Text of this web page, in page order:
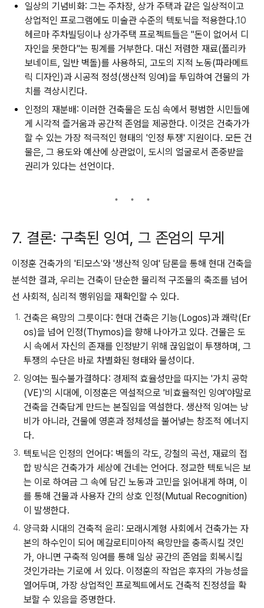
일상의 기념비화: 그는 주차장, 상가 주택과 같은 일상적이고
상업적인 프로그램에도 미술관 수준의 텍토닉을 적용한다.10
헤르마 주차빌딩이나 상가주택 프로젝트들은 "돈이 없어서 디
자인을 못한다"는 핑계를 거부한다. 대신 저렴한 재료(폴리카
보네이트, 일반 벽돌)를 사용하되, 고도의 지적 노동(파라메트
릭 디자인)과 시공적 정성(생산적 잉여)을 투입하여 건물의 가
치를 격상시킨다.
인정의 재분배: 이러한 건축물은 도심 속에서 평범한 시민들에
게 시각적 즐거움과 공간적 존엄을 제공한다. 이것은 건축가가
할 수 있는 가장 적극적인 형태의 '인정 투쟁' 지원이다. 모든 건
물은, 그 용도와 예산에 상관없이, 도시의 얼굴로서 존중받을
권리가 있다는 선언이다.
7. 결론: 구축된 잉여, 그 존엄의 무게
이정훈 건축가의 '티모스'와 '생산적 잉여' 담론을 통해 현대 건축을
분석한 결과, 우리는 건축이 단순한 물리적 구조물의 축조를 넘어
선 사회적, 심리적 행위임을 재확인할 수 있다.
건축은 욕망의 그릇이다: 현대 건축은 기능(Logos)과 쾌락(Er
os)을 넘어 인정(Thymos)을 향해 나아가고 있다. 건물은 도
시 속에서 자신의 존재를 인정받기 위해 끊임없이 투쟁하며, 그
투쟁의 수단은 바로 차별화된 형태와 물성이다.
잉여는 필수불가결하다: 경제적 효율성만을 따지는 '가치 공학
(VE)'의 시대에, 이정훈은 역설적으로 '비효율적인 잉여'야말로
건축을 건축답게 만드는 본질임을 역설한다. 생산적 잉여는 낭
비가 아니라, 건물에 영혼과 정체성을 불어넣는 창조적 에너지
다.
텍토닉은 인정의 언어다: 벽돌의 각도, 강철의 곡선, 재료의 접
합 방식은 건축가가 세상에 건네는 언어다. 정교한 텍토닉은 보
는 이로 하여금 그 속에 담긴 노동과 고민을 읽어내게 하며, 이
를 통해 건물과 사용자 간의 상호 인정(Mutual Recognition)
이 발생한다.
양극화 시대의 건축적 윤리: 모래시계형 사회에서 건축가는 자
본의 하수인이 되어 메갈로티미아적 욕망만을 충족시킬 것인
가, 아니면 구축적 잉여를 통해 일상 공간의 존엄을 회복시킬
것인가라는 기로에 서 있다. 이정훈의 작업은 후자의 가능성을
열어두며, 가장 상업적인 프로젝트에서도 건축적 진정성을 확
보할 수 있음을 증명한다.